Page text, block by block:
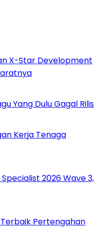
X-Star Development
Yang Dulu Gagal Rilis
Kerja Tenaga
Specialist 2026 Wave 3,
Pertengahan